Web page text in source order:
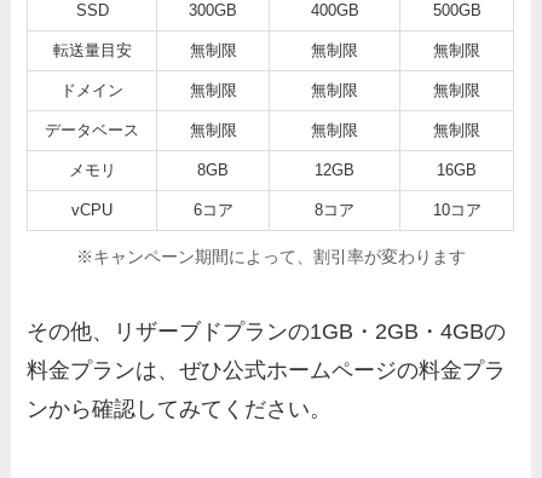
SSD 300GB 400GB 500GB
転送量目安 無制限 無制限 無制限
ドメイン 無制限 無制限 無制限
データベース 無制限 無制限 無制限
メモリ 8GB 12GB 16GB
vCPU 6コア 8コア 10コア
※キャンペーン期間によって、割引率が変わります
その他、リザーブドプランの1GB・2GB・4GBの
料金プランは、ぜひ公式ホームページの料金プラ
ンから確認してみてください。